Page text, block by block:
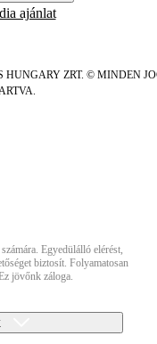
ajánlat
HUNGARY ZRT. © MINDEN
Egyedülálló elérést,
biztosít. Folyamatosan
jövőnk záloga.